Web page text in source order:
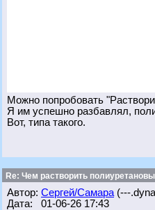
Можно попробовать
Я им успешно разбавлял,
Вот, типа такого.
Re: Чем растворить
Автор: Сергей/Самара (---
Дата: 01-06-26 17:43